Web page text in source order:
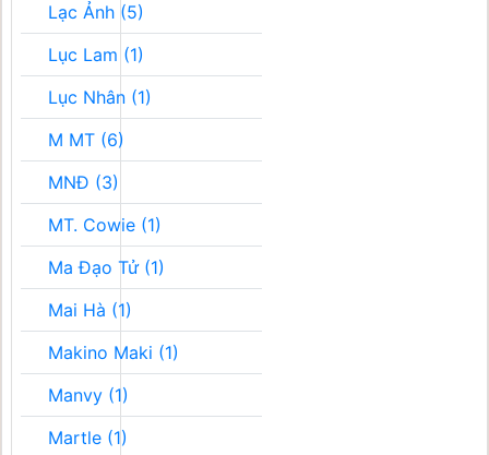
Lạc Ảnh (5)
Lục Lam (1)
Lục Nhân (1)
M MT (6)
MNĐ (3)
MT. Cowie (1)
Ma Đạo Tử (1)
Mai Hà (1)
Makino Maki (1)
Manvy (1)
Martle (1)